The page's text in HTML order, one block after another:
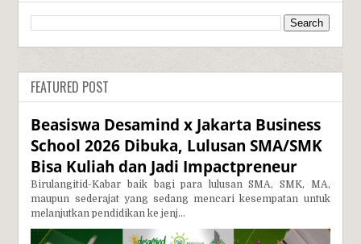
FEATURED POST
Beasiswa Desamind x Jakarta Business
School 2026 Dibuka, Lulusan SMA/SMK
Bisa Kuliah dan Jadi Impactpreneur
Birulangitid-Kabar baik bagi para lulusan SMA, SMK, MA,
maupun sederajat yang sedang mencari kesempatan untuk
melanjutkan pendidikan ke jenj...